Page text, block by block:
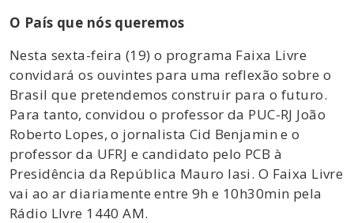
O País que nós queremos
Nesta sexta-feira (19) o programa Faixa Livre
convidará os ouvintes para uma reflexão sobre o
Brasil que pretendemos construir para o futuro.
Para tanto, convidou o professor da PUC-RJ João
Roberto Lopes, o jornalista Cid Benjamin e o
professor da UFRJ e candidato pelo PCB à
Presidência da República Mauro Iasi. O Faixa Livre
vai ao ar diariamente entre 9h e 10h30min pela
Rádio LIvre 1440 AM.